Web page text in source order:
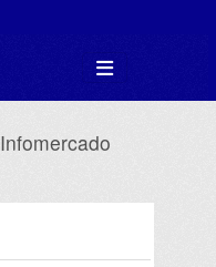
Infomercado